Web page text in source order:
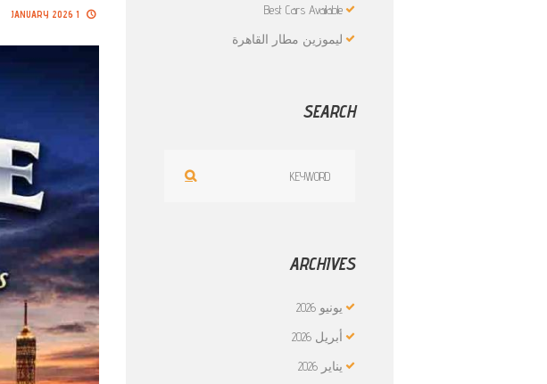
1 JANUARY 2026 Best Cars Available
ليموزين مطار القاهرة
SEARCH
ARCHIVES
يونيو2026
أبريل2026
يناير2026